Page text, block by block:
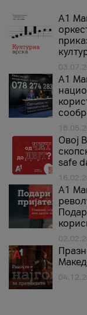
А1
A1
Овој
safe
А1